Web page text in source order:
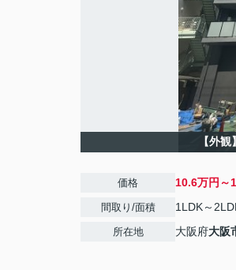
【外観】
価格 10.6万円～
間取り/面積 1LDK～
所在地 大阪府大阪